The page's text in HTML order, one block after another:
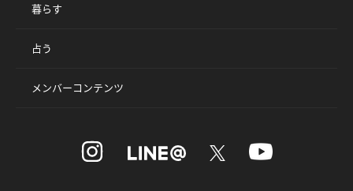
暮らす
占う
メンバーコンテンツ